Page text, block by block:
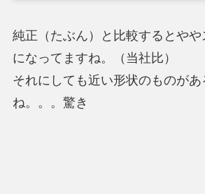
純正（たぶん）と比較するとや
になってますね。（当社比）
それにしても近い形状のものがあ
ね。。。驚き